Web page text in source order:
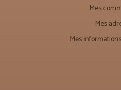
Mes
Mes
Mes